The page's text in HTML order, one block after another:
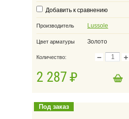
Добавить к сравнению
Производитель Lussole
Цвет арматуры Золото
Количество: − +
2 287
Добавить в корзину
Под заказ